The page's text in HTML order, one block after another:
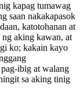
kapag tumawag
saan nakakapasok
katotohanan at
ng aking kawan, at
ko; kakain kayo
ibig at walang
sa aking tinig